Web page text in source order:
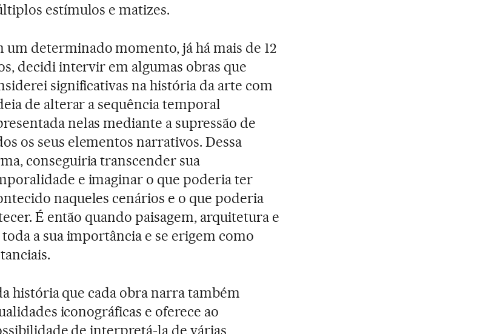
estímulos e matizes.
um determinado momento, já há mais de 12
decidi intervir em algumas obras que
significativas na história da arte com
de alterar a sequência temporal
nelas mediante a supressão de
os seus elementos narrativos. Dessa
conseguiria transcender sua
e imaginar o que poderia ter
naqueles cenários e o que poderia
É então quando paisagem, arquitetura e
a sua importância e se erigem como
história que cada obra narra também
iconográficas e oferece ao
de interpretá-la de várias